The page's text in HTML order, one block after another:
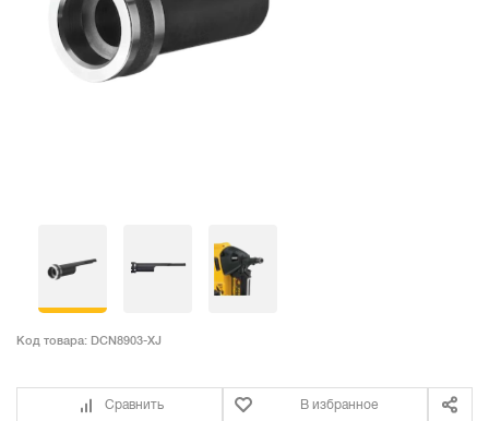
Код товара: DCN8903-XJ
Сравнить В избранное